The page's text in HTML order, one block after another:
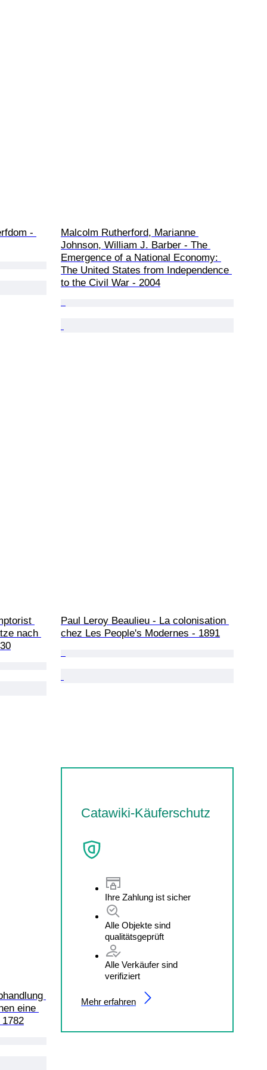
-
Malcolm Rutherford, Marianne
Johnson, William J. Barber - The
Emergence of a National Economy:
The United States from Independence
to the Civil War - 2004
nach
Paul Leroy Beaulieu - La colonisation
chez Les People's Modernes - 1891
eine
Catawiki-Käuferschutz
Ihre Zahlung ist sicher
Alle Objekte sind
qualitätsgeprüft
Alle Verkäufer sind
verifiziert
Mehr erfahren